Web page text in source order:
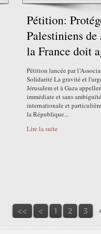
Pétition:
Palestiniens de
la France doit
Pétition lancée par
Solidarité La gravité et
Jérusalem et à Gaza
immédiate et sans
internationale et
la République...
Lire la suite
<< < 1 2 3